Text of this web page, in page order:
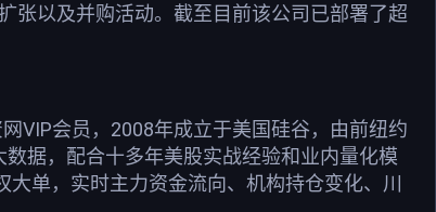
张以及并购活动。截至目前该公司已部署了超
VIP会员，2008年成立于美国硅谷，由前纽约
据，配合十多年美股实战经验和业内量化模
单，实时主力资金流向、机构持仓变化、川